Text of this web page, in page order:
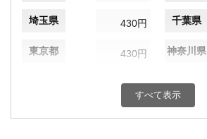
埼玉県 430円 千葉県
東京都 430円 神奈川県
430円 富山県
すべて表示